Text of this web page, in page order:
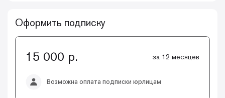
Оформить подписку
15 000 р. за 12 месяцев
Возможна оплата подписки юрлицам